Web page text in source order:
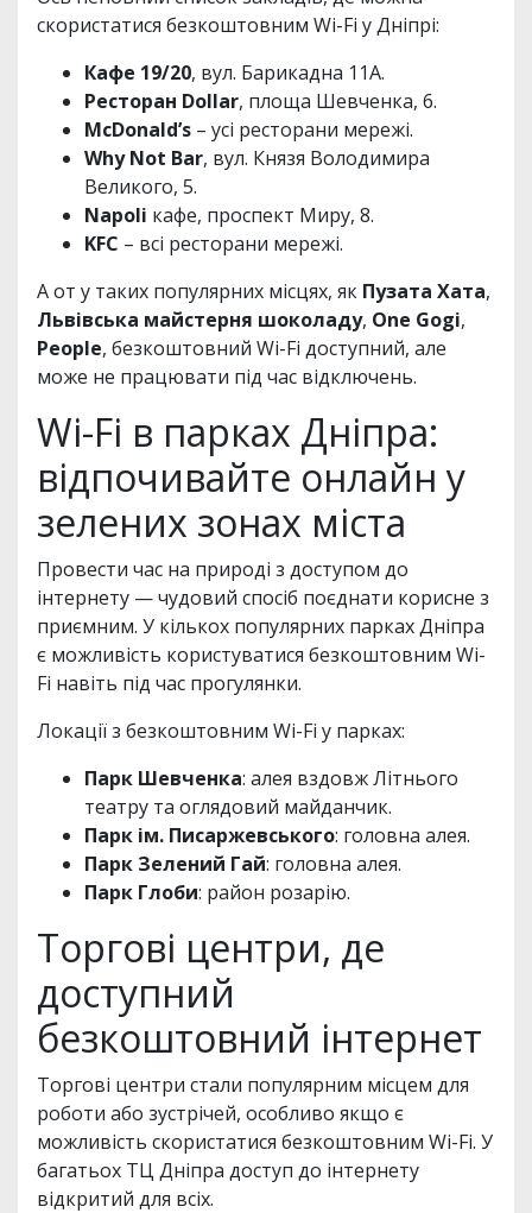
скористатися безкоштовним Wi-Fi у Дніпрі:
Кафе 19/20, вул. Барикадна 11А.
Ресторан Dollar, площа Шевченка, 6.
McDonald’s – усі ресторани мережі.
Why Not Bar, вул. Князя Володимира
Великого, 5.
Napoli кафе, проспект Миру, 8.
KFC – всі ресторани мережі.
А от у таких популярних місцях, як Пузата Хата,
Львівська майстерня шоколаду, One Gogi,
People, безкоштовний Wi-Fi доступний, але
може не працювати під час відключень.
Wi-Fi в парках Дніпра:
відпочивайте онлайн у
зелених зонах міста
Провести час на природі з доступом до
інтернету — чудовий спосіб поєднати корисне з
приємним. У кількох популярних парках Дніпра
є можливість користуватися безкоштовним Wi-
Fi навіть під час прогулянки.
Локації з безкоштовним Wi-Fi у парках:
Парк Шевченка: алея вздовж Літнього
театру та оглядовий майданчик.
Парк ім. Писаржевського: головна алея.
Парк Зелений Гай: головна алея.
Парк Глоби: район розарію.
Торгові центри, де
доступний
безкоштовний інтернет
Торгові центри стали популярним місцем для
роботи або зустрічей, особливо якщо є
можливість скористатися безкоштовним Wi-Fi. У
багатьох ТЦ Дніпра доступ до інтернету
відкритий для всіх.